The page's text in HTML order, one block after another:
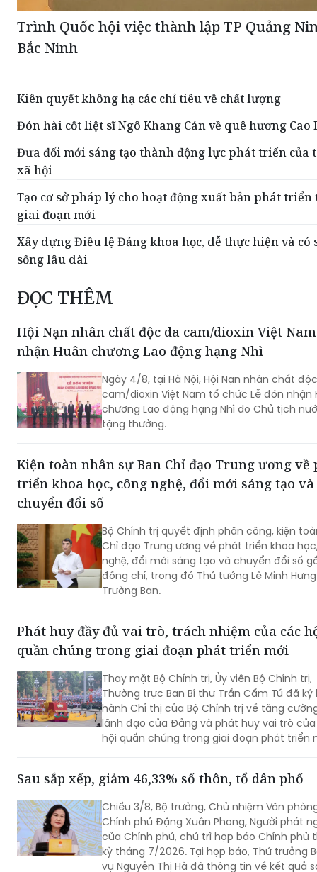
Bắc Ninh
xã hội
Tạo cơ sở pháp lý cho hoạt động xuất bản phát
giai đoạn mới
Xây dựng Điều lệ Đảng khoa học, dễ thực hiện và có
sống lâu dài
ĐỌC THÊM
Hội Nạn nhân chất độc da cam/dioxin Việt
Ngày 4/8, tại Hà Nội, Hội Nạn nhân chất
cam/dioxin Việt Nam tổ chức Lễ đón nhận
chương Lao động hạng Nhì do Chủ tịch
tặng thưởng.
Kiện toàn nhân sự Ban Chỉ đạo Trung ương về
chuyển đổi số
Bộ Chính trị quyết định phân công, kiện
Chỉ đạo Trung ương về phát triển khoa
nghệ, đổi mới sáng tạo và chuyển đổi số
đồng chí, trong đó Thủ tướng Lê Minh
Trưởng Ban.
Phát huy đầy đủ vai trò, trách nhiệm của các
Thay mặt Bộ Chính trị, Ủy viên Bộ Chính trị,
Thường trực Ban Bí thư Trần Cẩm Tú đã ký
hành Chỉ thị của Bộ Chính trị về tăng
lãnh đạo của Đảng và phát huy vai trò
hội quần chúng trong giai đoạn phát triển
(Chỉ thị số 11-CT/TW)
Sau sắp xếp, giảm 46,33% số thôn, tổ dân phố
Chiều 3/8, Bộ trưởng, Chủ nhiệm Văn
Chính phủ Đặng Xuân Phong, Người phát
của Chính phủ, chủ trì họp báo Chính phủ
kỳ tháng 7/2026. Tại họp báo, Thứ trưởng
vụ Nguyễn Thị Hà đã thông tin về kết quả
các thôn, tổ dân phố trên toàn quốc.